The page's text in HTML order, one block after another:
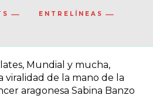
ENTRELÍNEAS
Mundial y mucha,
viralidad de la mano de la
aragonesa Sabina Banzo